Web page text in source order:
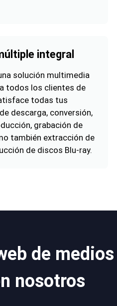
integral
solución multimedia
todos los clientes de
todas tus
descarga, conversión,
grabación de
también extracción de
de discos Blu-ray.
de medios
nosotros